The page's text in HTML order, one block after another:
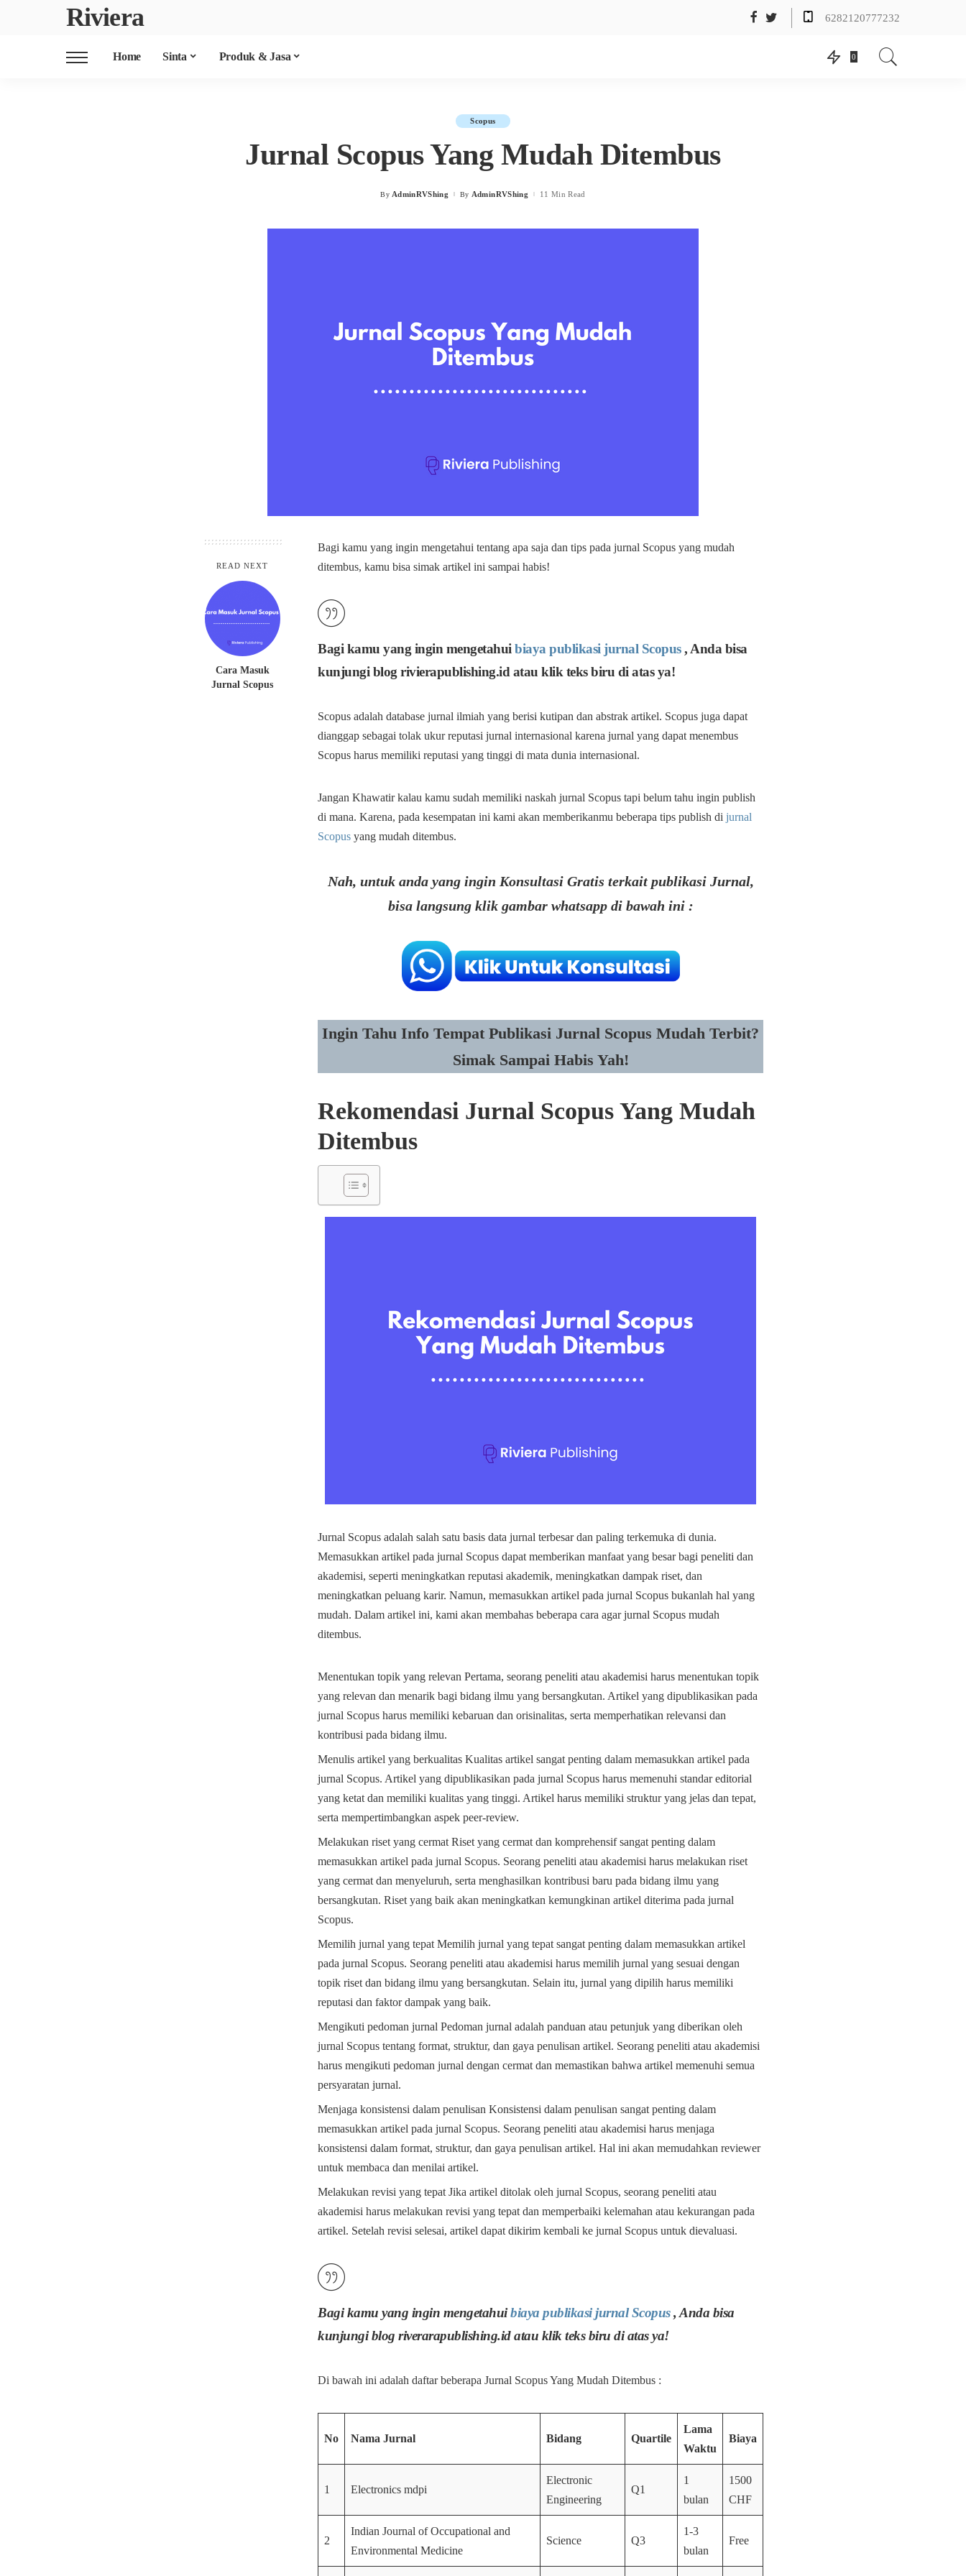
Riviera 6282120777232
Home Sinta Produk & Jasa 0
Scopus
Jurnal Scopus Yang Mudah Ditembus
Posted
By AdminRVShingPosted
By AdminRVShing 11 Min Read
READ NEXT
Cara Masuk
Jurnal Scopus
Bagi kamu yang ingin mengetahui tentang apa saja dan tips pada jurnal Scopus yang mudah
ditembus, kamu bisa simak artikel ini sampai habis!
Bagi kamu yang ingin mengetahui biaya publikasi jurnal Scopus, Anda bisa
kunjungi blog rivierapublishing.id atau klik teks biru di atas ya!
Scopus adalah database jurnal ilmiah yang berisi kutipan dan abstrak artikel. Scopus juga dapat
dianggap sebagai tolak ukur reputasi jurnal internasional karena jurnal yang dapat menembus
Scopus harus memiliki reputasi yang tinggi di mata dunia internasional.
Jangan Khawatir kalau kamu sudah memiliki naskah jurnal Scopus tapi belum tahu ingin publish
di mana. Karena, pada kesempatan ini kami akan memberikanmu beberapa tips publish di jurnal
Scopus yang mudah ditembus.
Nah, untuk anda yang ingin Konsultasi Gratis terkait publikasi Jurnal,
bisa langsung klik gambar whatsapp di bawah ini :
Ingin Tahu Info Tempat Publikasi Jurnal Scopus Mudah Terbit?
Simak Sampai Habis Yah!
Rekomendasi Jurnal Scopus Yang Mudah
Ditembus
Jurnal Scopus adalah salah satu basis data jurnal terbesar dan paling terkemuka di dunia.
Memasukkan artikel pada jurnal Scopus dapat memberikan manfaat yang besar bagi peneliti dan
akademisi, seperti meningkatkan reputasi akademik, meningkatkan dampak riset, dan
meningkatkan peluang karir. Namun, memasukkan artikel pada jurnal Scopus bukanlah hal yang
mudah. Dalam artikel ini, kami akan membahas beberapa cara agar jurnal Scopus mudah
ditembus.
Menentukan topik yang relevan Pertama, seorang peneliti atau akademisi harus menentukan topik
yang relevan dan menarik bagi bidang ilmu yang bersangkutan. Artikel yang dipublikasikan pada
jurnal Scopus harus memiliki kebaruan dan orisinalitas, serta memperhatikan relevansi dan
kontribusi pada bidang ilmu.
Menulis artikel yang berkualitas Kualitas artikel sangat penting dalam memasukkan artikel pada
jurnal Scopus. Artikel yang dipublikasikan pada jurnal Scopus harus memenuhi standar editorial
yang ketat dan memiliki kualitas yang tinggi. Artikel harus memiliki struktur yang jelas dan tepat,
serta mempertimbangkan aspek peer-review.
Melakukan riset yang cermat Riset yang cermat dan komprehensif sangat penting dalam
memasukkan artikel pada jurnal Scopus. Seorang peneliti atau akademisi harus melakukan riset
yang cermat dan menyeluruh, serta menghasilkan kontribusi baru pada bidang ilmu yang
bersangkutan. Riset yang baik akan meningkatkan kemungkinan artikel diterima pada jurnal
Scopus.
Memilih jurnal yang tepat Memilih jurnal yang tepat sangat penting dalam memasukkan artikel
pada jurnal Scopus. Seorang peneliti atau akademisi harus memilih jurnal yang sesuai dengan
topik riset dan bidang ilmu yang bersangkutan. Selain itu, jurnal yang dipilih harus memiliki
reputasi dan faktor dampak yang baik.
Mengikuti pedoman jurnal Pedoman jurnal adalah panduan atau petunjuk yang diberikan oleh
jurnal Scopus tentang format, struktur, dan gaya penulisan artikel. Seorang peneliti atau akademisi
harus mengikuti pedoman jurnal dengan cermat dan memastikan bahwa artikel memenuhi semua
persyaratan jurnal.
Menjaga konsistensi dalam penulisan Konsistensi dalam penulisan sangat penting dalam
memasukkan artikel pada jurnal Scopus. Seorang peneliti atau akademisi harus menjaga
konsistensi dalam format, struktur, dan gaya penulisan artikel. Hal ini akan memudahkan reviewer
untuk membaca dan menilai artikel.
Melakukan revisi yang tepat Jika artikel ditolak oleh jurnal Scopus, seorang peneliti atau
akademisi harus melakukan revisi yang tepat dan memperbaiki kelemahan atau kekurangan pada
artikel. Setelah revisi selesai, artikel dapat dikirim kembali ke jurnal Scopus untuk dievaluasi.
Bagi kamu yang ingin mengetahuibiaya publikasi jurnal Scopus, Anda bisa
kunjungi blog riverarapublishing.id atau klik teks biru di atas ya!
Di bawah ini adalah daftar beberapa Jurnal Scopus Yang Mudah Ditembus :
No Nama Jurnal Bidang Quartile
Lama
Waktu
Biaya
1 Electronics mdpi
Electronic
Engineering
Q1
1
bulan
1500
CHF
2
Indian Journal of Occupational and
Environmental Medicine
Science Q3
1-3
bulan
Free